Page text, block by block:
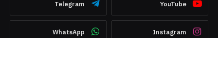
YouTube
Telegram
Instagram
WhatsApp